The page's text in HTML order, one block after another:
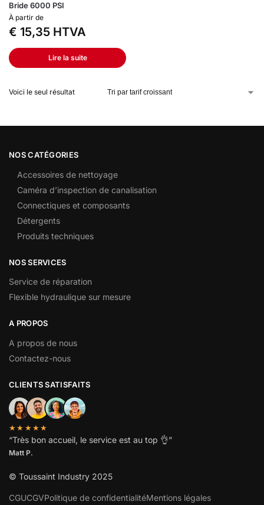
Bride 6000 PSI
À partir de
€ 15,35 HTVA
Lire la suite
Voici le seul résultat
NOS CATÉGORIES
Accessoires de nettoyage
Caméra d’inspection de canalisation
Connectiques et composants
Détergents
Produits techniques
NOS SERVICES
Service de réparation
Flexible hydraulique sur mesure
A PROPOS
A propos de nous
Contactez-nous
CLIENTS SATISFAITS
★★★★★
“Très bon accueil, le service est au top 👌”
Matt P.
© Toussaint Industry 2025
CGUCGVPolitique de confidentialitéMentions légales